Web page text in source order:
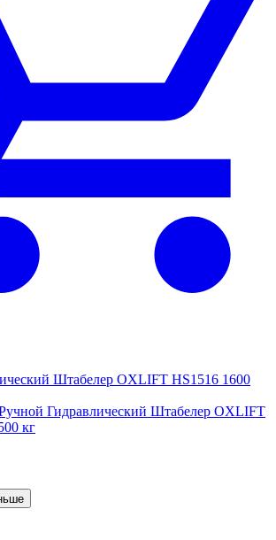
Гидравлический Штабелер OXLIFT
кг